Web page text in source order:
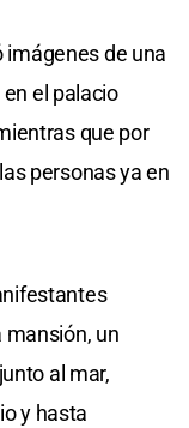
imágenes de una
el palacio
que por
personas ya en
mansión, un
al mar,
y hasta